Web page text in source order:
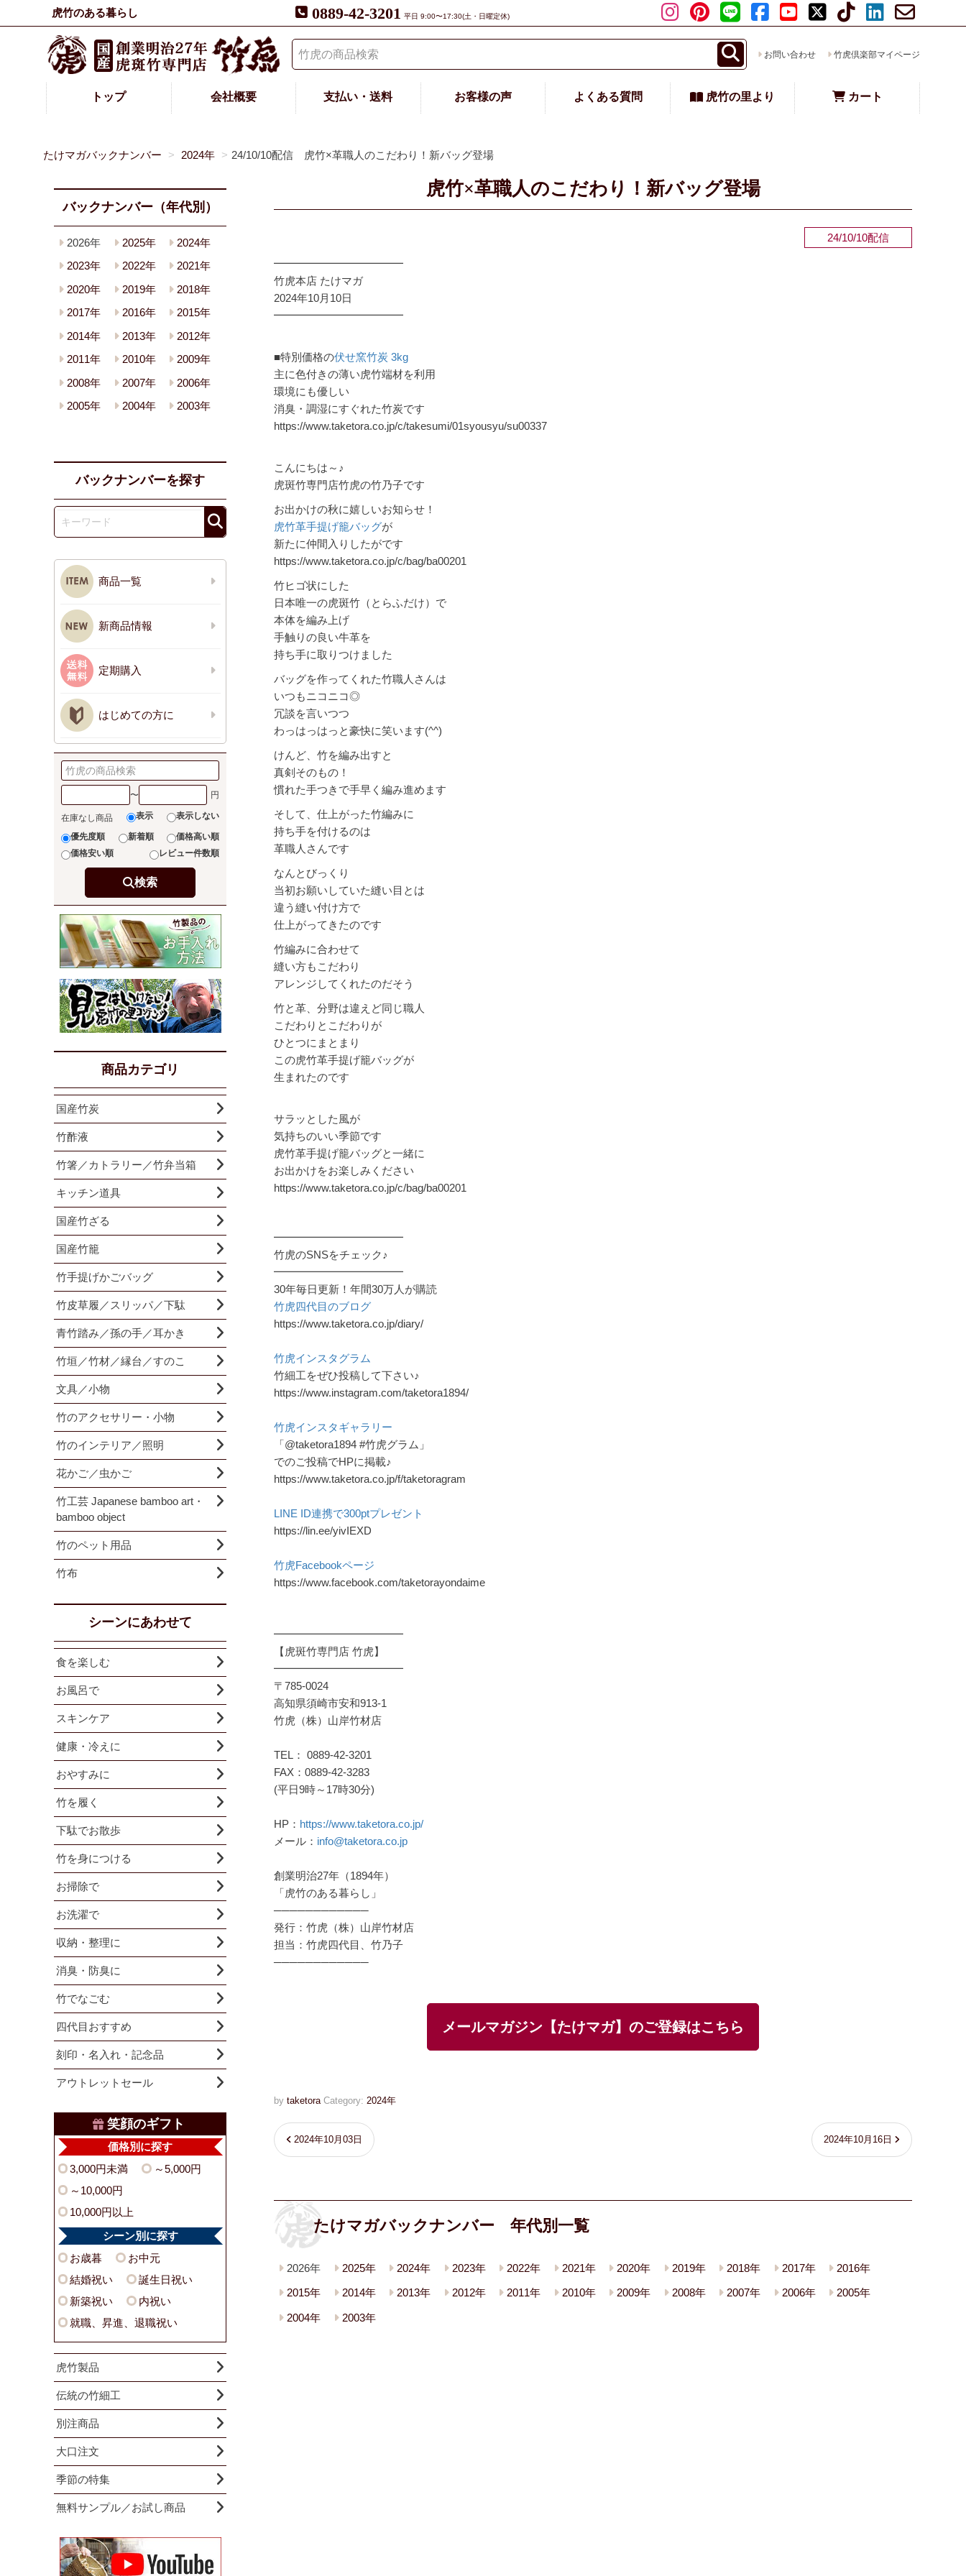
虎竹のある暮らし 0889-42-3201 平日 9:00〜17:30(土・日曜定休)
お問い合わせ 竹虎倶楽部マイページ
トップ 会社概要 支払い・送料 お客様の声 よくある質問 虎竹の里より カート
たけマガバックナンバー 2024年 24/10/10配信 虎竹×革職人のこだわり！新バッグ登場
虎竹×革職人のこだわり！新バッグ登場
24/10/10配信
━━━━━━━━━━━━
竹虎本店 たけマガ
2024年10月10日
━━━━━━━━━━━━
■特別価格の伏せ窯竹炭 3kg
主に色付きの薄い虎竹端材を利用
環境にも優しい
消臭・調湿にすぐれた竹炭です
https://www.taketora.co.jp/c/takesumi/01syousyu/su00337
こんにちは～♪
虎斑竹専門店竹虎の竹乃子です
お出かけの秋に嬉しいお知らせ！
虎竹革手提げ籠バッグが
新たに仲間入りしたがです
https://www.taketora.co.jp/c/bag/ba00201
竹ヒゴ状にした
日本唯一の虎斑竹（とらふだけ）で
本体を編み上げ
手触りの良い牛革を
持ち手に取りつけました
バッグを作ってくれた竹職人さんは
いつもニコニコ◎
冗談を言いつつ
わっはっはっと豪快に笑います(^^)
けんど、竹を編み出すと
真剣そのもの！
慣れた手つきで手早く編み進めます
そして、仕上がった竹編みに
持ち手を付けるのは
革職人さんです
なんとびっくり
当初お願いしていた縫い目とは
違う縫い付け方で
仕上がってきたのです
竹編みに合わせて
縫い方もこだわり
アレンジしてくれたのだそう
竹と革、分野は違えど同じ職人
こだわりとこだわりが
ひとつにまとまり
この虎竹革手提げ籠バッグが
生まれたのです
サラッとした風が
気持ちのいい季節です
虎竹革手提げ籠バッグと一緒に
お出かけをお楽しみください
https://www.taketora.co.jp/c/bag/ba00201
━━━━━━━━━━━━
竹虎のSNSをチェック♪
━━━━━━━━━━━━
30年毎日更新！年間30万人が購読
竹虎四代目のブログ
https://www.taketora.co.jp/diary/
竹虎インスタグラム
竹細工をぜひ投稿して下さい♪
https://www.instagram.com/taketora1894/
竹虎インスタギャラリー
「@taketora1894 #竹虎グラム」
でのご投稿でHPに掲載♪
https://www.taketora.co.jp/f/taketoragram
LINE ID連携で300ptプレゼント
https://lin.ee/yivIEXD
竹虎Facebookページ
https://www.facebook.com/taketorayondaime
━━━━━━━━━━━━
【虎斑竹専門店 竹虎】
━━━━━━━━━━━━
〒785-0024
高知県須崎市安和913-1
竹虎（株）山岸竹材店
TEL： 0889-42-3201
FAX：0889-42-3283
(平日9時～17時30分)
HP： https://www.taketora.co.jp/
メール： info@taketora.co.jp
創業明治27年（1894年）
「虎竹のある暮らし」
────────────
発行：竹虎（株）山岸竹材店
担当：竹虎四代目、竹乃子
────────────
メールマガジン【たけマガ】のご登録はこちら
by taketora Category: 2024年
2024年10月03日 2024年10月16日
たけマガバックナンバー 年代別一覧
2026年 2025年 2024年 2023年 2022年 2021年 2020年 2019年 2018年 2017年 2016年
2015年 2014年 2013年 2012年 2011年 2010年 2009年 2008年 2007年 2006年 2005年
2004年 2003年
バックナンバー（年代別）
2026年 2025年
2024年
2023年
2022年
2021年
2020年
2019年
2018年
2017年
2016年
2015年
2014年
2013年
2012年
2011年
2010年
2009年
2008年
2007年
2006年
2005年
2004年 2003年
バックナンバーを探す
商品一覧
新商品情報
定期購入
はじめての方に
〜
在庫なし商品 表示 表示しない
優先度順 新着順
価格高い順
価格安い順
レビュー件数順
検索
商品カテゴリ
国産竹炭
竹酢液
竹箸／カトラリー／竹弁当箱
キッチン道具
国産竹ざる
国産竹籠
竹手提げかごバッグ
竹皮草履／スリッパ／下駄
青竹踏み／孫の手／耳かき
竹垣／竹材／縁台／すのこ
文具／小物
竹のアクセサリー・小物
竹のインテリア／照明
花かご／虫かご
竹工芸 Japanese bamboo art・
bamboo object
竹のペット用品
竹布
シーンにあわせて
食を楽しむ
お風呂で
スキンケア
健康・冷えに
おやすみに
竹を履く
下駄でお散歩
竹を身につける
お掃除で
お洗濯で
収納・整理に
消臭・防臭に
竹でなごむ
四代目おすすめ
刻印・名入れ・記念品
アウトレットセール
笑顔のギフト
価格別に探す
3,000円未満
～5,000円
～10,000円
10,000円以上
シーン別に探す
お歳暮
お中元
結婚祝い
誕生日祝い
新築祝い
内祝い
就職、昇進、退職祝い
虎竹製品
伝統の竹細工
別注商品
大口注文
季節の特集
無料サンプル／お試し商品